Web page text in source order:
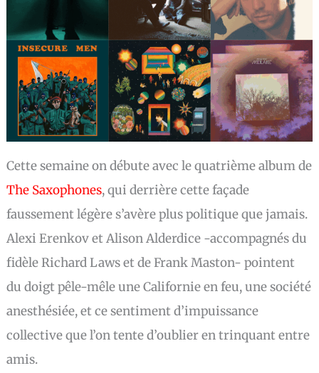
Cette semaine on débute avec le quatrième album de
The Saxophones, qui derrière cette façade
faussement légère s’avère plus politique que jamais.
Alexi Erenkov et Alison Alderdice -accompagnés du
fidèle Richard Laws et de Frank Maston- pointent
du doigt pêle-mêle une Californie en feu, une société
anesthésiée, et ce sentiment d’impuissance
collective que l’on tente d’oublier en trinquant entre
amis.